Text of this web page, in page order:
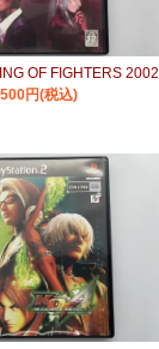
OF FIGHTERS 2002
500円(税込)